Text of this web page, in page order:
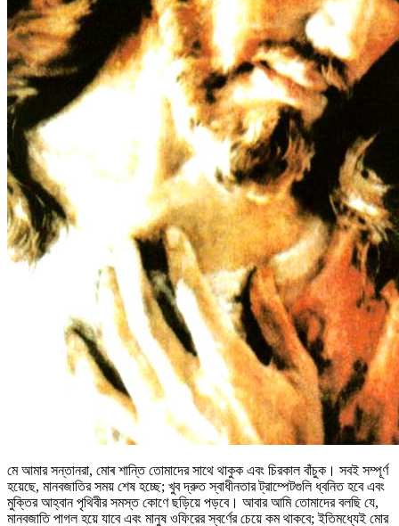
মে আমার সন্তানরা, মোৰ শান্তি তোমাদের সাথে থাকুক এবং চিরকাল বাঁচুক। সবই সম্পূর্ণ
হয়েছে, মানবজাতির সময় শেষ হচ্ছে; খুব দ্রুত স্বাধীনতার ট্রাম্পেটগুলি ধ্বনিত হবে এবং
মুক্তির আহ্বান পৃথিবীর সমস্ত কোণে ছড়িয়ে পড়বে। আবার আমি তোমাদের বলছি যে,
মানবজাতি পাগল হয়ে যাবে এবং মানুষ ওফিরের স্বর্ণের চেয়ে কম থাকবে; ইতিমধ্যেই মোর